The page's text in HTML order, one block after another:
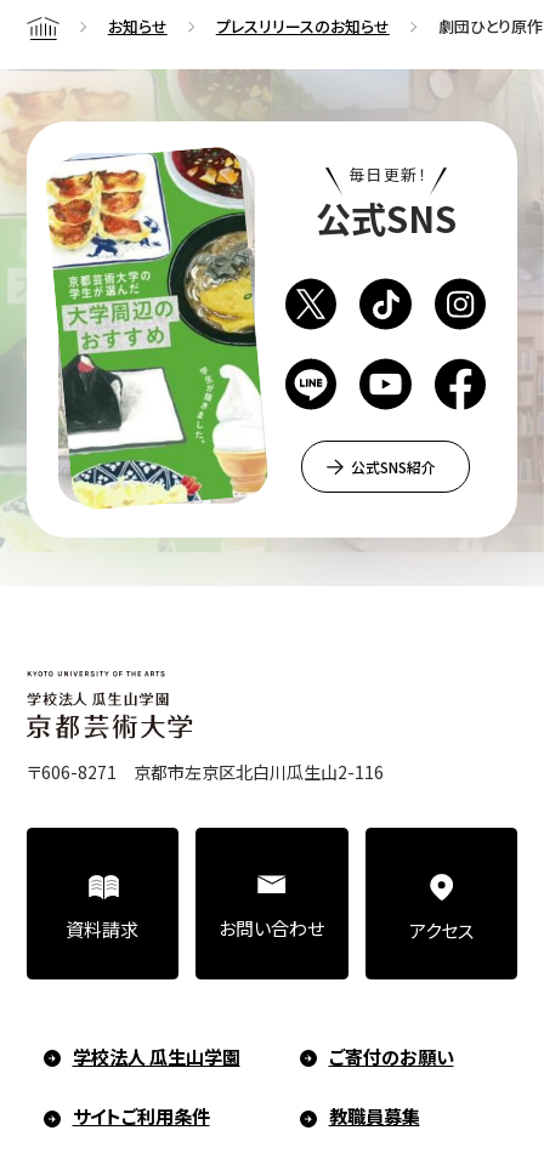
Home お知らせ プレスリリースのお知らせ 劇団ひとり原
毎日更新！
公式SNS
公式SNS紹介
〒606-8271 京都市左京区北白川瓜生山2-116
学校法人 瓜生山学園 ご寄付のお願い
サイトご利用条件 教職員募集
資料請求 お問い合わせ アクセス